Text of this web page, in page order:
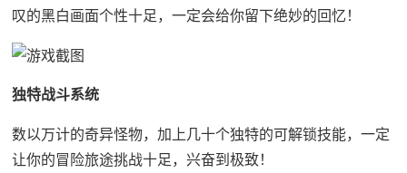
叹的黑白画面个性十足，一定会给你留下绝妙的回忆！
独特战斗系统
数以万计的奇异怪物，加上几十个独特的可解锁技能，一定
让你的冒险旅途挑战十足，兴奋到极致！